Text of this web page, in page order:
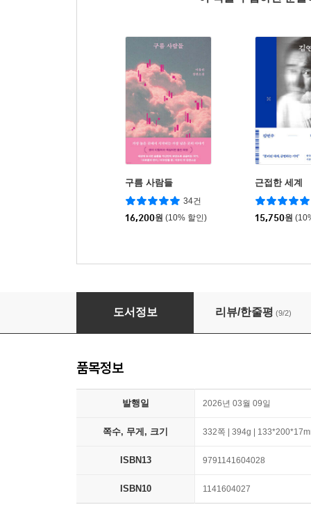
구름 사람들
34건
16,200원 (10% 할인)
근접한 세계
15,750원
반대편 사람 주의
도서정보 리뷰/한줄평 (9/2)
품목정보
발행일 2026년 03월 09일
쪽수, 무게, 크기 332쪽 | 394g |
ISBN13 9791141604028
ISBN10 1141604027